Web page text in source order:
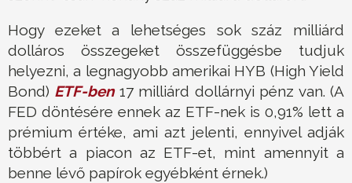
Hogy ezeket a lehetséges sok száz milliárd
dolláros összegeket összefüggésbe tudjuk
helyezni, a legnagyobb amerikai HYB (High Yield
Bond) ETF-ben17 milliárd dollárnyi pénz van. (A
FED döntésére ennek az ETF-nek is 0,91% lett a
prémium értéke, ami azt jelenti, ennyivel adják
többért a piacon az ETF-et, mint amennyit a
benne lévő papírok egyébként érnek.)